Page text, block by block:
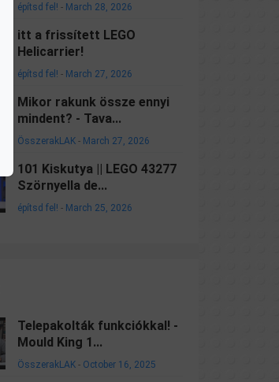
építsd fel! - March 28, 2026
itt a frissített LEGO
Helicarrier!
építsd fel! - March 27, 2026
Mikor rakunk össze ennyi
mindent? - Tava...
ÖsszerakLAK - March 27, 2026
101 Kiskutya || LEGO 43277
Szörnyella de...
építsd fel! - March 25, 2026
Telepakolták funkciókkal! -
Mould King 1...
ÖsszerakLAK - October 16, 2025